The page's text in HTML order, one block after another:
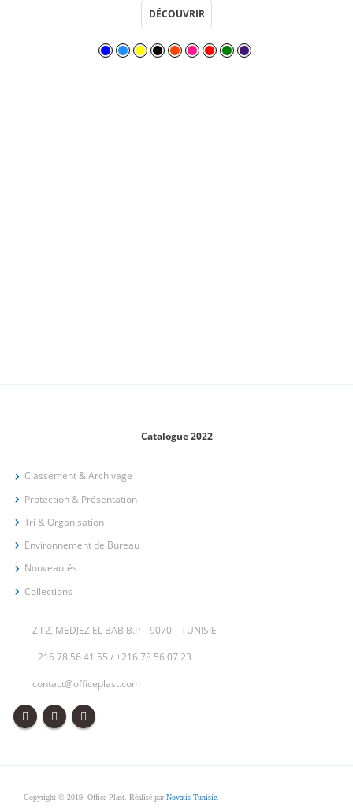
DÉCOUVRIR
Catalogue 2022
Classement & Archivage
Protection & Présentation
Tri & Organisation
Environnement de Bureau
Nouveautés
Collections
Z.I 2, MEDJEZ EL BAB B.P – 9070 – TUNISIE
+216 78 56 41 55 /+216 78 56 07 23
contact@officeplast.com
Copyright © 2019. Office Plast. Réalisé parNovatis Tunisie